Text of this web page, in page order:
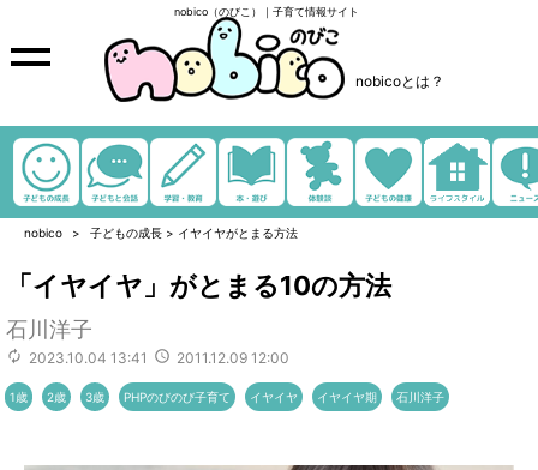
nobico（のびこ）｜子育て情報サイト
nobicoとは？
nobico 子どもの成長 > イヤイヤがとまる方法
「イヤイヤ」がとまる10の方法
石川洋子
2023.10.04 13:41 2011.12.09 12:00
1歳 2歳 3歳 PHPのびのび子育て イヤイヤ イヤイヤ期 石川洋子